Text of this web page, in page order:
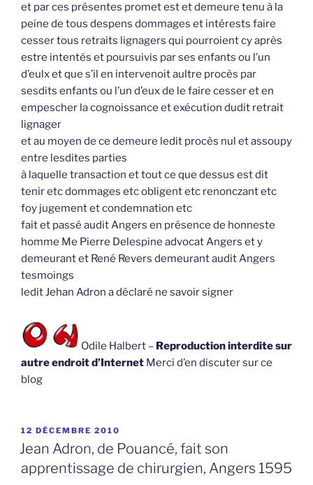
et par ces présentes promet est et demeure tenu à la
peine de tous despens dommages et intérests faire
cesser tous retraits lignagers qui pourroient cy après
estre intentés et poursuivis par ses enfants ou l’un
d’eulx et que s’il en intervenoit aultre procès par
sesdits enfants ou l’un d’eux de le faire cesser et en
empescher la cognoissance et exécution dudit retrait
lignager
et au moyen de ce demeure ledit procès nul et assoupy
entre lesdites parties
à laquelle transaction et tout ce que dessus est dit
tenir etc dommages etc obligent etc renonczant etc
foy jugement et condemnation etc
fait et passé audit Angers en présence de honneste
homme Me Pierre Delespine advocat Angers et y
demeurant et René Revers demeurant audit Angers
tesmoings
ledit Jehan Adron a déclaré ne savoir signer
Odile Halbert – Reproduction interdite sur
autre endroit d’Internet Merci d’en discuter sur ce
blog
PUBLIÉ
LE
12 DÉCEMBRE 2010
Jean Adron, de Pouancé, fait son
apprentissage de chirurgien, Angers 1595